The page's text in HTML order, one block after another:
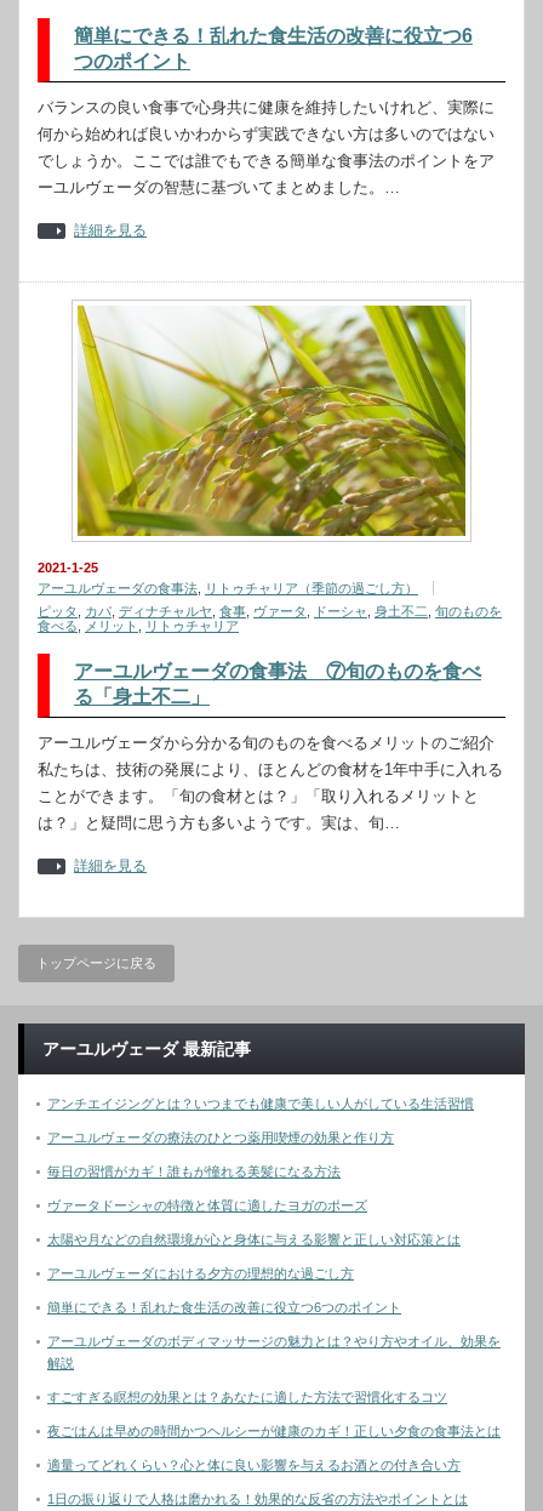
簡単にできる！乱れた食生活の改善に役立つ6
つのポイント
バランスの良い食事で心身共に健康を維持したいけれど、実際に
何から始めれば良いかわからず実践できない方は多いのではない
でしょうか。ここでは誰でもできる簡単な食事法のポイントをア
ーユルヴェーダの智慧に基づいてまとめました。…
詳細を見る
2021-1-25
アーユルヴェーダの食事法
リトゥチャリア（季節の過ごし方）
ピッタ
カパ ディナチャルヤ 食事 ヴァータ ドーシャ 身土不二 旬のものを
食べる
メリット リトゥチャリア
アーユルヴェーダの食事法 ⑦旬のものを食べ
る「身土不二」
アーユルヴェーダから分かる旬のものを食べるメリットのご紹介
私たちは、技術の発展により、ほとんどの食材を1年中手に入れる
ことができます。「旬の食材とは？」「取り入れるメリットと
は？」と疑問に思う方も多いようです。実は、旬…
詳細を見る
トップページに戻る
アーユルヴェーダ 最新記事
アンチエイジングとは？いつまでも健康で美しい人がしている生活習慣
アーユルヴェーダの療法のひとつ薬用喫煙の効果と作り方
毎日の習慣がカギ！誰もが憧れる美髪になる方法
ヴァータドーシャの特徴と体質に適したヨガのポーズ
太陽や月などの自然環境が心と身体に与える影響と正しい対応策とは
アーユルヴェーダにおける夕方の理想的な過ごし方
簡単にできる！乱れた食生活の改善に役立つ6つのポイント
アーユルヴェーダのボディマッサージの魅力とは？やり方やオイル、効果を
解説
すごすぎる瞑想の効果とは？あなたに適した方法で習慣化するコツ
夜ごはんは早めの時間かつヘルシーが健康のカギ！正しい夕食の食事法とは
適量ってどれくらい？心と体に良い影響を与えるお酒との付き合い方
1日の振り返りで人格は磨かれる！効果的な反省の方法やポイントとは